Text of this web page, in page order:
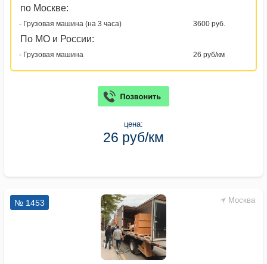
по Москве:
- Грузовая машина (на 3 часа) 3600 руб.
По МО и России:
- Грузовая машина 26 руб/км
цена:
26 руб/км
Москва
№ 1453